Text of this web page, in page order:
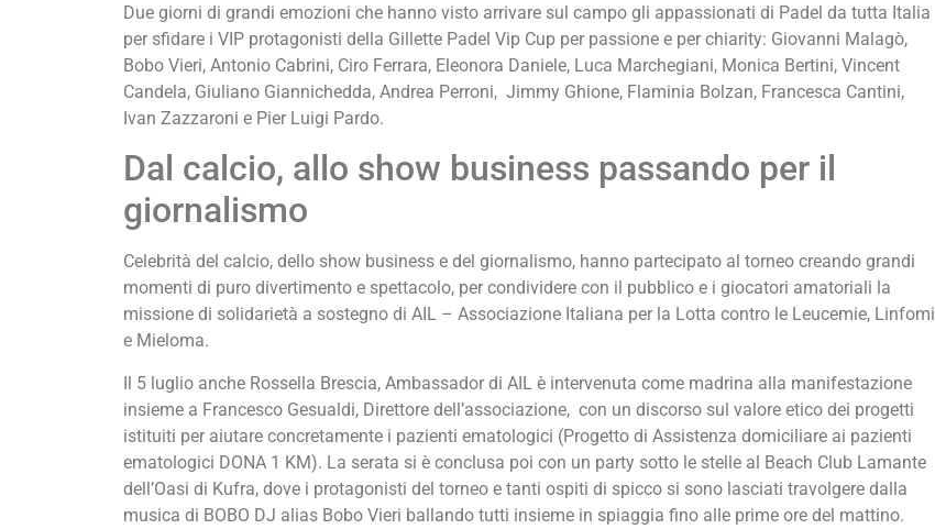
Due giorni di grandi emozioni che hanno visto arrivare sul campo gli appassionati di Padel da tutta Italia
per sfidare i VIP protagonisti della Gillette Padel Vip Cup per passione e per chiarity: Giovanni Malagò,
Bobo Vieri, Antonio Cabrini, Ciro Ferrara, Eleonora Daniele, Luca Marchegiani, Monica Bertini, Vincent
Candela, Giuliano Giannichedda, Andrea Perroni, Jimmy Ghione, Flaminia Bolzan, Francesca Cantini,
Ivan Zazzaroni e Pier Luigi Pardo.
Dal calcio, allo show business passando per il
giornalismo
Celebrità del calcio, dello show business e del giornalismo, hanno partecipato al torneo creando grandi
momenti di puro divertimento e spettacolo, per condividere con il pubblico e i giocatori amatoriali la
missione di solidarietà a sostegno di AIL – Associazione Italiana per la Lotta contro le Leucemie, Linfomi
e Mieloma.
Il 5 luglio anche Rossella Brescia, Ambassador di AIL è intervenuta come madrina alla manifestazione
insieme a Francesco Gesualdi, Direttore dell’associazione, con un discorso sul valore etico dei progetti
istituiti per aiutare concretamente i pazienti ematologici (Progetto di Assistenza domiciliare ai pazienti
ematologici DONA 1 KM). La serata si è conclusa poi con un party sotto le stelle al Beach Club Lamante
dell’Oasi di Kufra, dove i protagonisti del torneo e tanti ospiti di spicco si sono lasciati travolgere dalla
musica di BOBO DJ alias Bobo Vieri ballando tutti insieme in spiaggia fino alle prime ore del mattino.